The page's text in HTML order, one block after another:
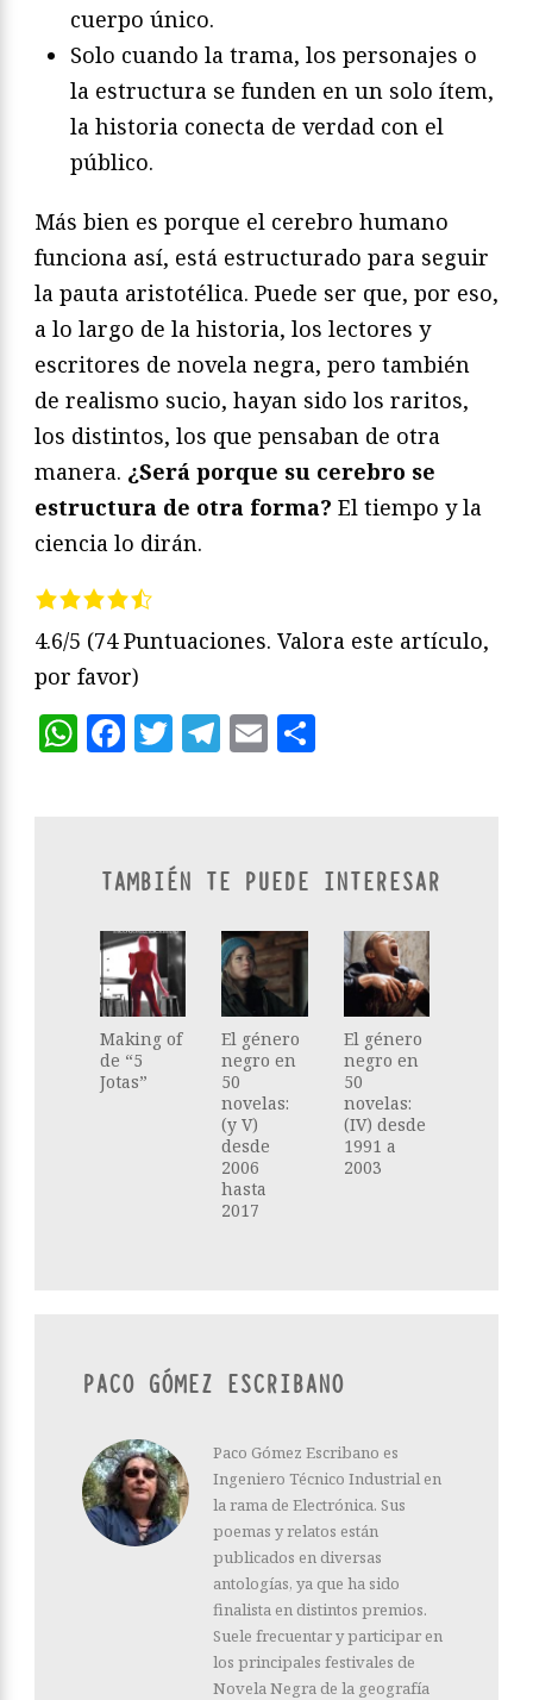
cuerpo único.
Solo cuando la trama, los personajes o
la estructura se funden en un solo ítem,
la historia conecta de verdad con el
público.
Más bien es porque el cerebro humano
funciona así, está estructurado para seguir
la pauta aristotélica. Puede ser que, por eso,
a lo largo de la historia, los lectores y
escritores de novela negra, pero también
de realismo sucio, hayan sido los raritos,
los distintos, los que pensaban de otra
manera. ¿Será porque su cerebro se
estructura de otra forma? El tiempo y la
ciencia lo dirán.
4.6/5 (74 Puntuaciones. Valora este artículo,
por favor)
WhatsApp
Facebook
Twitter
Telegram
Email
TAMBIÉN TE PUEDE INTERESAR
Making of
de “5
Jotas”
El género
negro en
50
novelas:
(y V)
desde
2006
hasta
2017
El género
negro en
50
novelas:
(IV) desde
1991 a
2003
PACO GÓMEZ ESCRIBANO
Paco Gómez Escribano es
Ingeniero Técnico Industrial en
la rama de Electrónica. Sus
poemas y relatos están
publicados en diversas
antologías, ya que ha sido
finalista en distintos premios.
Suele frecuentar y participar en
los principales festivales de
Novela Negra de la geografía